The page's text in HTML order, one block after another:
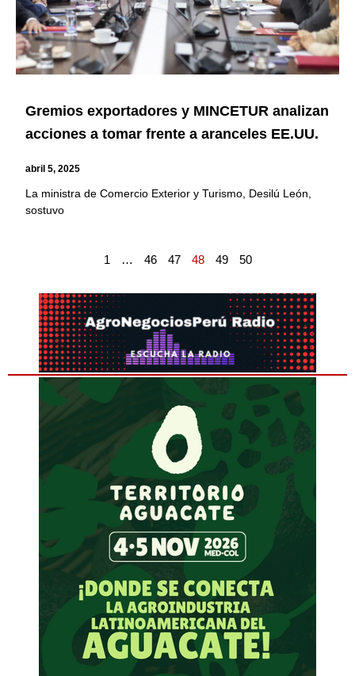
Gremios exportadores y MINCETUR analizan
acciones a tomar frente a aranceles EE.UU.
abril 5, 2025
La ministra de Comercio Exterior y Turismo, Desilú León,
sostuvo
1 … 46 47 48 49 50